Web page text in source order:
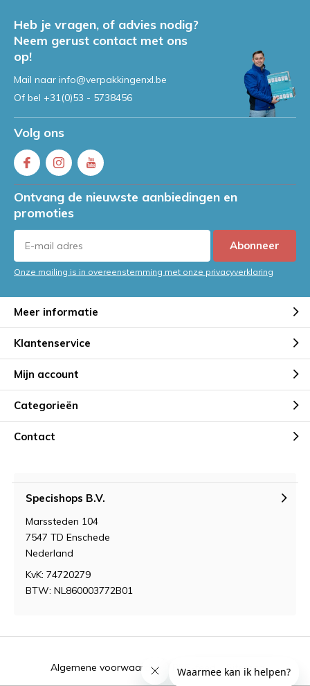
Heb je vragen, of advies nodig?
Neem gerust contact met ons
op!
Mail naar info@verpakkingenxl.be
Of bel +31(0)53 - 5738456
Volg ons
Ontvang de nieuwste aanbiedingen en
promoties
Abonneer
Onze mailing is in overeenstemming met onze privacyverklaring
Meer informatie
Klantenservice
Mijn account
Categorieën
Contact
Specishops B.V.
Marssteden 104
7547 TD Enschede
Nederland
KvK: 74720279
BTW: NL860003772B01
Algemene voorwaarden RSS-feed Sitemap